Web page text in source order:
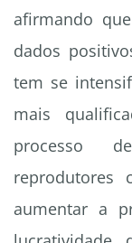
afirmando
dados
tem se
mais
processo
reprodutores
aumentar a